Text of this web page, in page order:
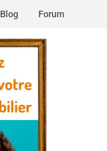
Blog Forum